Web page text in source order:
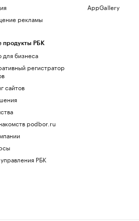
рекламы
продукты РБК
для бизнеса
регистратор
сайтов
podbor.ru
РБК
AppGallery